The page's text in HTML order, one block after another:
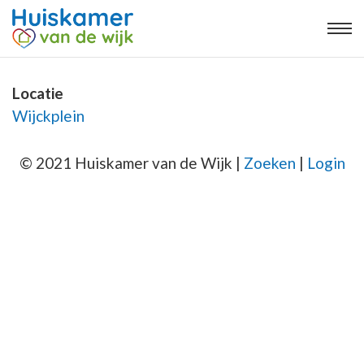
Locatie
Wijckplein
© 2021 Huiskamer van de Wijk | Zoeken | Login